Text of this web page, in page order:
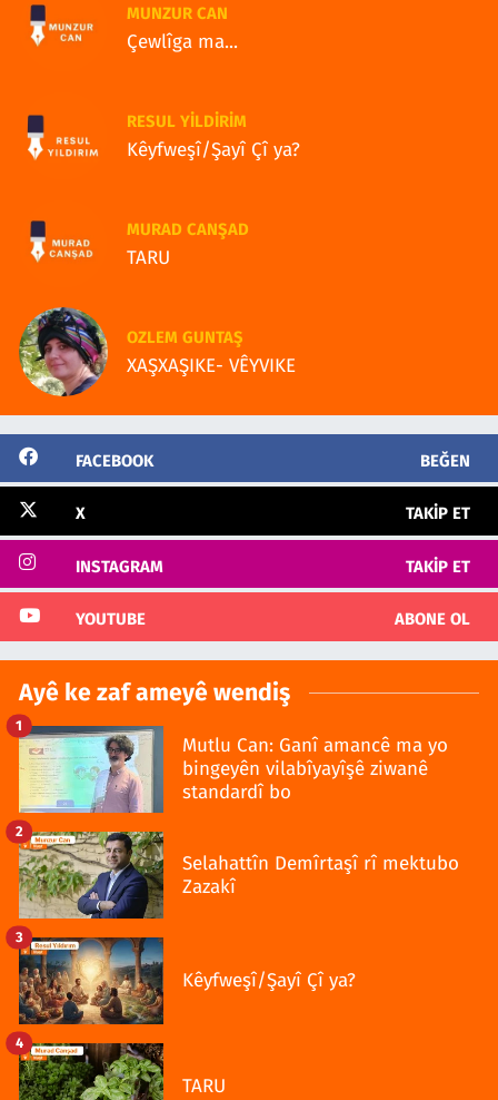
MUNZUR CAN
Çewlîga ma...
RESUL YILDIRIM
Kêyfweşî/Şayî Çî ya?
MURAD CANŞAD
TARU
OZLEM GUNTAŞ
XAŞXAŞIKE- VÊYVIKE
FACEBOOK BEĞEN
X TAKIP ET
INSTAGRAM TAKIP ET
YOUTUBE ABONE OL
Ayê ke zaf ameyê wendiş
Mutlu Can: Ganî amancê ma yo
bingeyên vilabîyayîşê ziwanê
standardî bo
1
Selahattîn Demîrtaşî rî mektubo
Zazakî
2
Kêyfweşî/Şayî Çî ya?
3
TARU
4